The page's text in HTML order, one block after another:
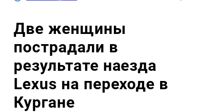
Две женщины
пострадали в
результате наезда
Lexus на переходе в
Кургане